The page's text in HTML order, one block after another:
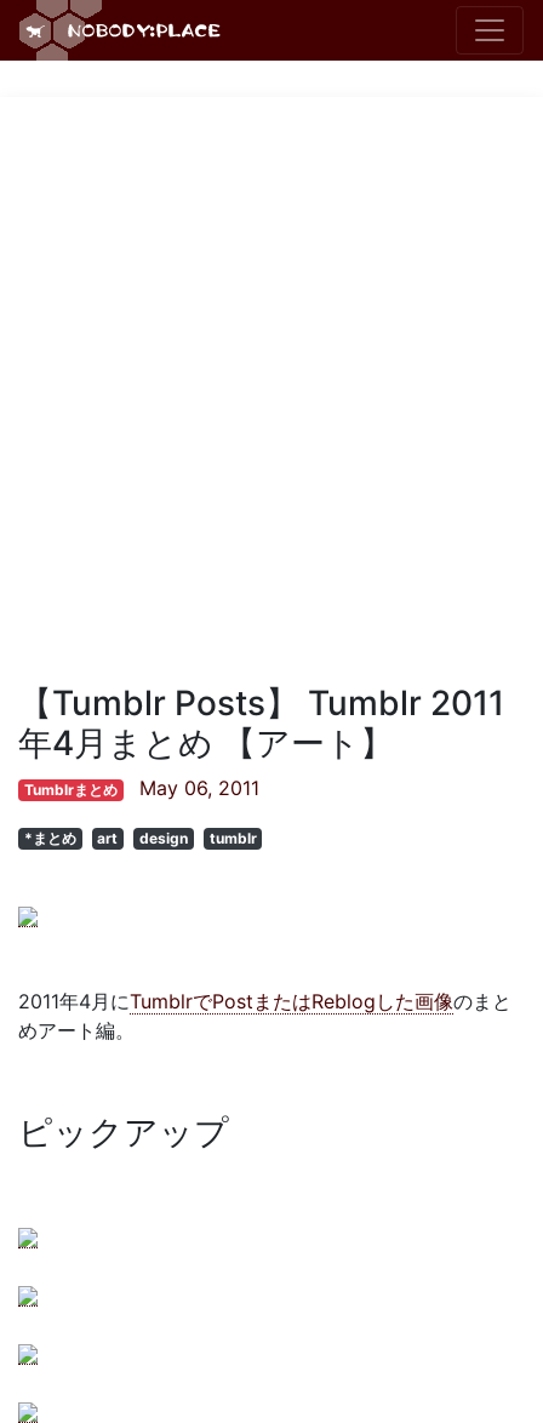
【Tumblr Posts】 Tumblr 2011
年4月まとめ 【アート】
Tumblrまとめ May 06, 2011
*まとめ art design tumblr
2011年4月にTumblrでPostまたはReblogした画像のまと
めアート編。
ピックアップ